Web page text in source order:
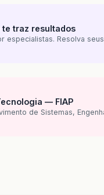
te traz resultados
especialistas. Resolva
— FIAP
de Sistemas,